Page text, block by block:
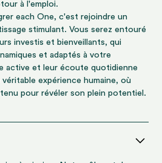
à l'emploi.
each One, c'est rejoindre un
stimulant. Vous serez entouré
investis et bienveillants, qui
et adaptés à votre
active et leur écoute quotidienne
expérience humaine, où
pour révéler son plein potentiel.